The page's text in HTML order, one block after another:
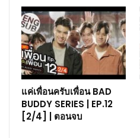
แค่เพื่อนครับเพื่อน BAD
BUDDY SERIES | EP.12
[2/4] | ตอนจบ